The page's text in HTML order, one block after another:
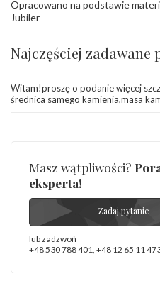
Opracowano na podstawie
Jubiler
Najczęściej zadawane
Witam!proszę o podanie więcej
średnica samego kamienia,masa
Masz wątpliwości?
eksperta!
Zadaj pytanie
lub zadzwoń
+48 530 788 401 +48 12 65 11